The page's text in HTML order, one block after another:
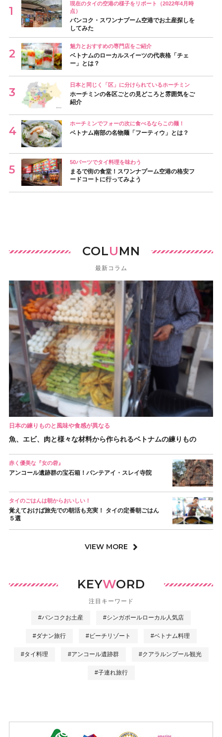
現在のタイの空港の様子をリポート（2022年4月時
点）
バンコク・スワンナプーム空港でお土産探しを
してみた
魅力とおすすめの専門店をご紹介
ベトナムのローカルスイーツの代表格「チェ
ー」とは？
日本と同じく「区」に分けられているホーチミン
ホーチミンの各区ごとの見どころと雰囲気をご
紹介
ホーチミンでフォーの次に食べるならこの麺！
ベトナム南部の名物麺「フーティウ」とは？
50バーツでタイ料理を味わう
まるで街の食堂！スワンナプーム空港の格安フ
ードコートに行ってみよう
COLUMN
最新コラム
日本の練りものと風味や食感が異なる
魚、エビ、肉と様々な材料から作られるベトナムの練りもの
赤く優美な『女の砦』
アンコール遺跡群の宝石箱！バンテアイ・スレイ寺院
タイのごはんは朝からおいしい！
覚えておけば旅先での朝活も充実！ タイの定番朝ごはん
５選
VIEW MORE
KEYWORD
注目キーワード
#バンコクお土産 #シンガポールローカル人気店
#ダナン旅行 #ビーチリゾート #ベトナム料理
#タイ料理 #アンコール遺跡群 #クアラルンプール観光
#子連れ旅行